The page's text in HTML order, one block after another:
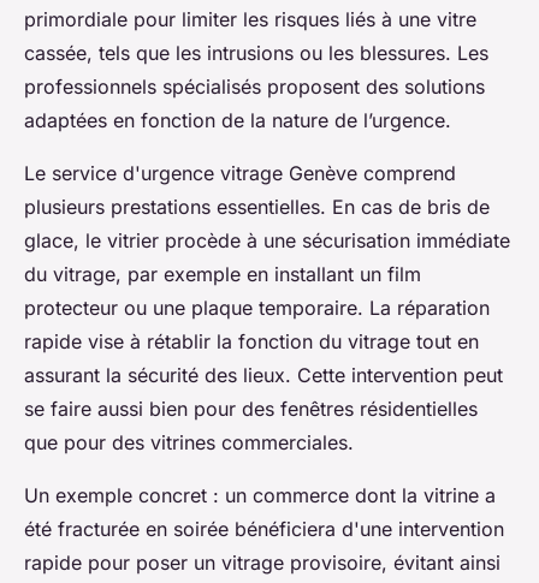
primordiale pour limiter les risques liés à une vitre
cassée, tels que les intrusions ou les blessures. Les
professionnels spécialisés proposent des solutions
adaptées en fonction de la nature de l’urgence.
Le service d'urgence vitrage Genève comprend
plusieurs prestations essentielles. En cas de bris de
glace, le vitrier procède à une sécurisation immédiate
du vitrage, par exemple en installant un film
protecteur ou une plaque temporaire. La réparation
rapide vise à rétablir la fonction du vitrage tout en
assurant la sécurité des lieux. Cette intervention peut
se faire aussi bien pour des fenêtres résidentielles
que pour des vitrines commerciales.
Un exemple concret : un commerce dont la vitrine a
été fracturée en soirée bénéficiera d'une intervention
rapide pour poser un vitrage provisoire, évitant ainsi